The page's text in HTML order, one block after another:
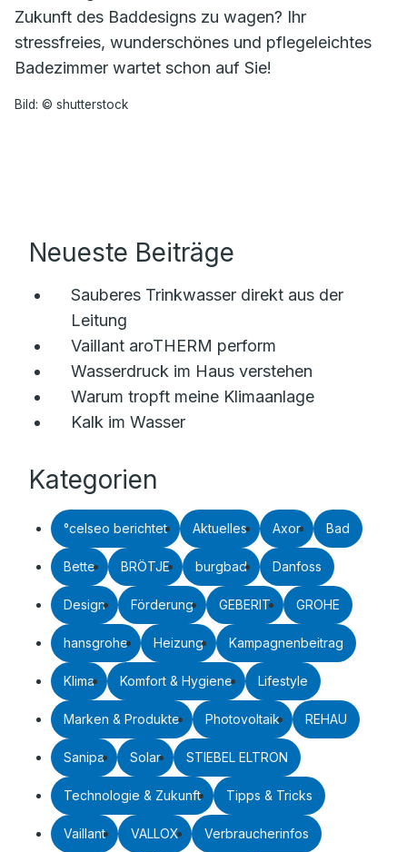
Zukunft des Baddesigns zu wagen? Ihr
stressfreies, wunderschönes und pflegeleichtes
Badezimmer wartet schon auf Sie!
Bild: © shutterstock
Neueste Beiträge
Sauberes Trinkwasser direkt aus der
Leitung
Vaillant aroTHERM perform
Wasserdruck im Haus verstehen
Warum tropft meine Klimaanlage
Kalk im Wasser
Kategorien
°celseo berichtet Aktuelles Axor Bad
Bette BRÖTJE burgbad Danfoss
Design Förderung GEBERIT GROHE
hansgrohe Heizung Kampagnenbeitrag
Klima Komfort & Hygiene Lifestyle
Marken & Produkte Photovoltaik REHAU
Sanipa Solar STIEBEL ELTRON
Technologie & Zukunft Tipps & Tricks
Vaillant VALLOX Verbraucherinfos